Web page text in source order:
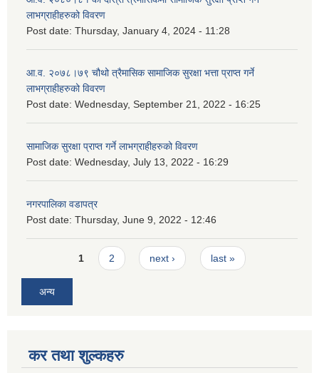
लाभग्राहीहरुको विवरण
Post date: Thursday, January 4, 2024 - 11:28
आ.व. २०७८।७९ चौथो त्रैमासिक सामाजिक सुरक्षा भत्ता प्राप्त गर्ने
लाभग्राहीहरुको विवरण
Post date: Wednesday, September 21, 2022 - 16:25
सामाजिक सुरक्षा प्राप्त गर्ने लाभग्राहीहरुको विवरण
Post date: Wednesday, July 13, 2022 - 16:29
नगरपालिका वडापत्र
Post date: Thursday, June 9, 2022 - 12:46
Pages1 2 next › last »
अन्य
कर तथा शुल्कहरु